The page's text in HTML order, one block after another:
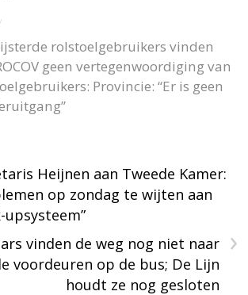
rolstoelgebruikers vinden
geen vertegenwoordiging van
Provincie: “Er is geen
Heijnen aan Tweede Kamer:
op zondag te wijten aan
›
vinden de weg nog niet naar
voordeuren op de bus; De Lijn
houdt ze nog gesloten